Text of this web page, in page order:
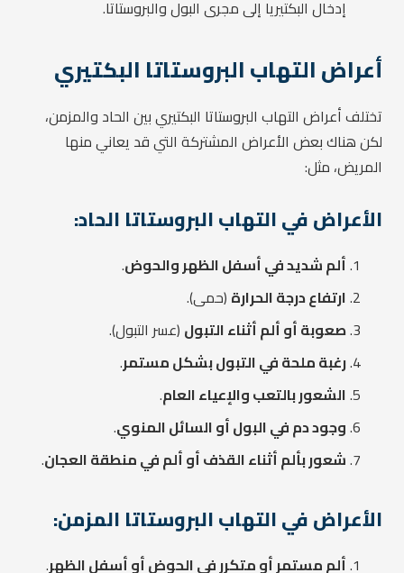
إدخال البكتيريا إلى مجرى البول والبروستاتا.
أعراض التهاب البروستاتا البكتيري
تختلف أعراض التهاب البروستاتا البكتيري بين الحاد والمزمن،
لكن هناك بعض الأعراض المشتركة التي قد يعاني منها
المريض، مثل:
الأعراض في التهاب البروستاتا الحاد:
ألم شديد في أسفل الظهر والحوض.
ارتفاع درجة الحرارة (حمى).
صعوبة أو ألم أثناء التبول (عسر التبول).
رغبة ملحة في التبول بشكل مستمر.
الشعور بالتعب والإعياء العام.
وجود دم في البول أو السائل المنوي.
شعور بألم أثناء القذف أو ألم في منطقة العجان.
الأعراض في التهاب البروستاتا المزمن:
ألم مستمر أو متكرر في الحوض أو أسفل الظهر.